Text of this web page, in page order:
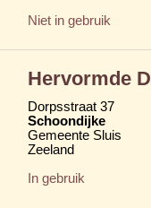
Niet in gebruik
Hervormde
Dorpsstraat 37
Schoondijke
Gemeente Sluis
Zeeland
In gebruik